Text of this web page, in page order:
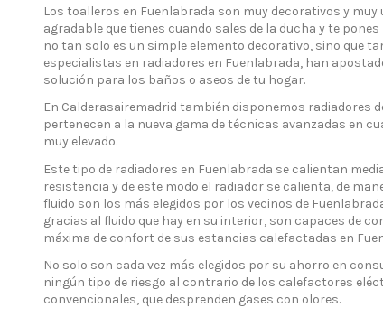
Los toalleros en Fuenlabrada son muy decorativos y
agradable que tienes cuando sales de la ducha y te
no tan solo es un simple elemento decorativo, sino que
especialistas en radiadores en Fuenlabrada, han
solución para los baños o aseos de tu hogar.
En Calderasairemadrid también disponemos radiadores
pertenecen a la nueva gama de técnicas avanzadas en
muy elevado.
Este tipo de radiadores en Fuenlabrada se calientan
resistencia y de este modo el radiador se calienta, de
fluido son los más elegidos por los vecinos de
gracias al fluido que hay en su interior, son capaces de
máxima de confort de sus estancias calefactadas en
No solo son cada vez más elegidos por su ahorro en
ningún tipo de riesgo al contrario de los calefactores
convencionales, que desprenden gases con olores.